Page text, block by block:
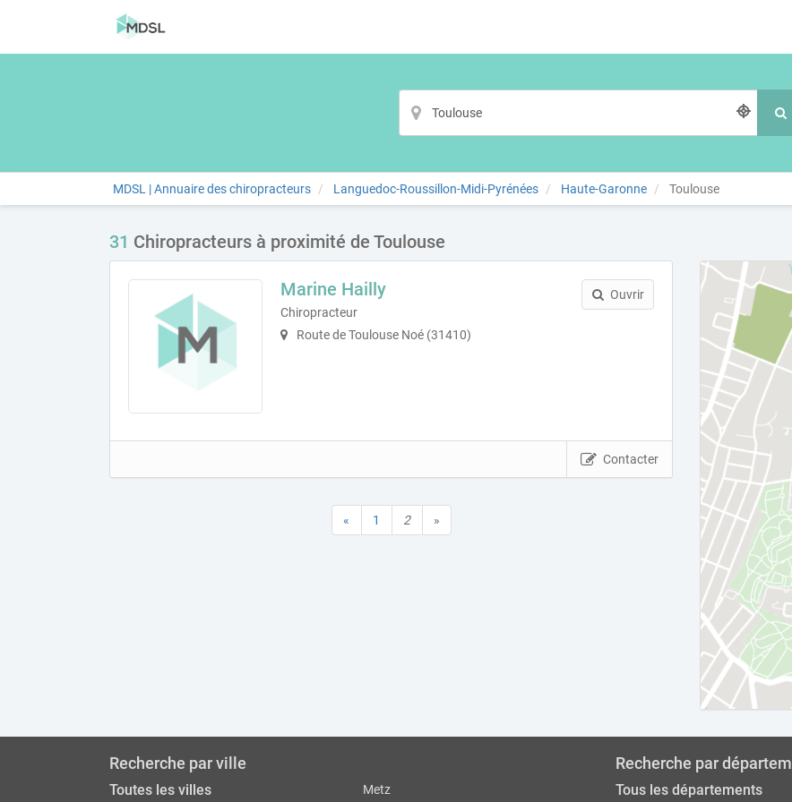
MDSL | Annuaire des chiropracteurs Languedoc-Roussillon-Midi-Pyrénées Haute-Garonne Toulouse
31 Chiropracteurs à proximité de Toulouse
Marine Hailly
Chiropracteur
Route de Toulouse Noé (31410)
Ouvrir
Contacter
« 1 2 »
Recherche par ville
Toutes les villes
Metz
Recherche par
Tous les départements